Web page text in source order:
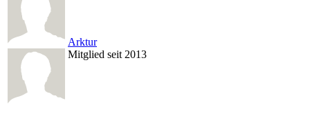
Arktur
Mitglied seit 2013